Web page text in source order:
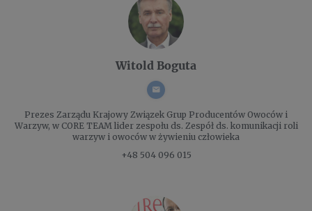
Witold Boguta
Prezes Zarządu Krajowy Związek Grup Producentów Owoców i
Warzyw, w CORE TEAM lider zespołu ds. Zespół ds. komunikacji roli
warzyw i owoców w żywieniu człowieka
+48 504 096 015